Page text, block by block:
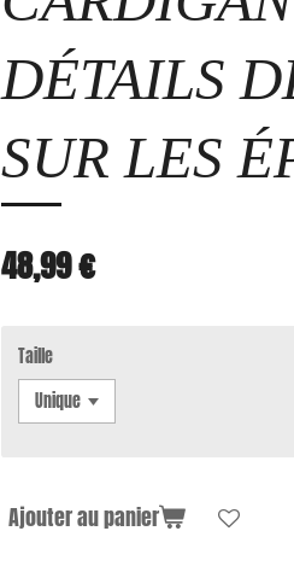
DÉTAILS
SUR LES
48,99 €
Taille
Ajouter au panier